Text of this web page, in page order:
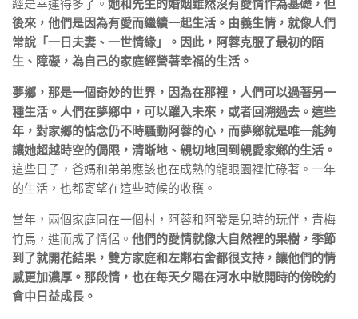
經是幸運得多了。 她和先生的婚姻雖然沒有愛情作為基礎，但
後來，他們是因為有愛而繼續一起生活。由義生情，就像人們
常說「一日夫妻、一世情緣」。因此，阿蓉克服了最初的陌
生、障礙，為自己的家庭經營著幸福的生活。
夢鄉，那是一個奇妙的世界，因為在那裡，人們可以過著另一
種生活。人們在夢鄉中，可以躍入未來，或者回溯過去。這些
年，對家鄉的惦念仍不時騷動阿蓉的心，而夢鄉就是唯一能夠
讓她超越時空的侷限，清晰地、親切地回到親愛家鄉的生活。
這些日子，爸媽和弟弟應該也在成熟的龍眼園裡忙碌著。一年
的生活，也都寄望在這些時候的收穫。
當年，兩個家庭同在一個村，阿蓉和阿發是兒時的玩伴，青梅
竹馬，進而成了情侶。 他們的愛情就像大自然裡的果樹，季節
到了就開花結果，雙方家庭和左鄰右舍都很支持，讓他們的情
感更加濃厚。那段情，也在每天夕陽在河水中散開時的傍晚約
會中日益成長。